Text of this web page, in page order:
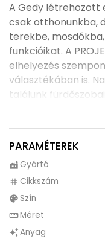
A Gedy létrehozott
csak otthonunkba,
terekbe,
funkcióikat. A
elhelyezés
választékában is.
találunk
Fogmosópoháron
A PROJECT
rozsdamentes
állni a víznek és
ha sok ember keze
anyaguk miatt
fürdőszobánkat.
PARAMÉTEREK
factory Gyártó
tag Cikkszám
palette Szín
straightenMéret
auto_awesomeAnyag